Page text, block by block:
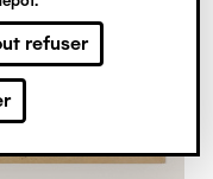
refuser